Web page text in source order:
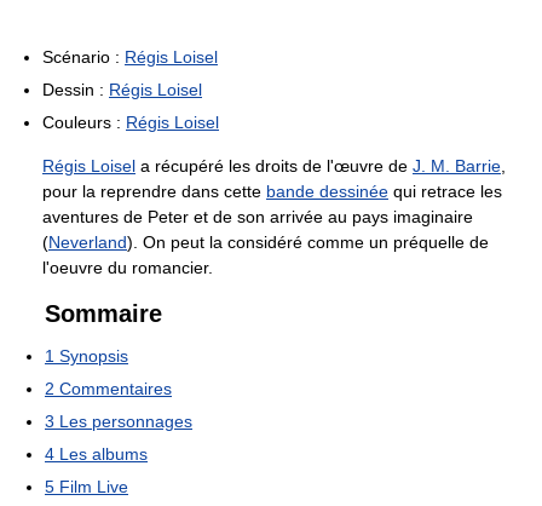
Scénario : Régis Loisel
Dessin : Régis Loisel
Couleurs : Régis Loisel
Régis Loisel a récupéré les droits de l'œuvre de J. M. Barrie
pour la reprendre dans cette bande dessinée qui retrace les
aventures de Peter et de son arrivée au pays imaginaire
(Neverland). On peut la considéré comme un préquelle de
l'oeuvre du romancier.
Sommaire
1 Synopsis
2 Commentaires
3 Les personnages
4 Les albums
5 Film Live